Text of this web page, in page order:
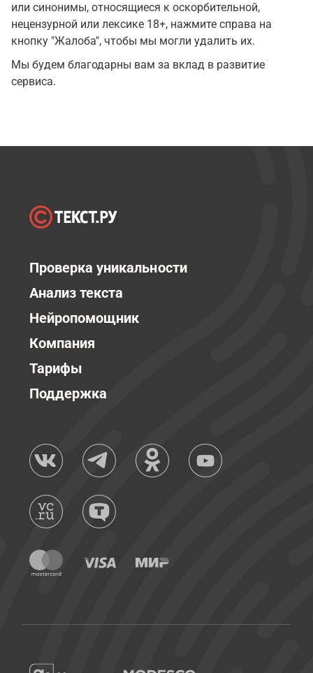
или синонимы, относящиеся к оскорбительной,
нецензурной или лексике 18+, нажмите справа на
кнопку "Жалоба", чтобы мы могли удалить их.
Мы будем благодарны вам за вклад в развитие
сервиса.
Проверка уникальности
Анализ текста
Нейропомощник
Компания
Тарифы
Поддержка